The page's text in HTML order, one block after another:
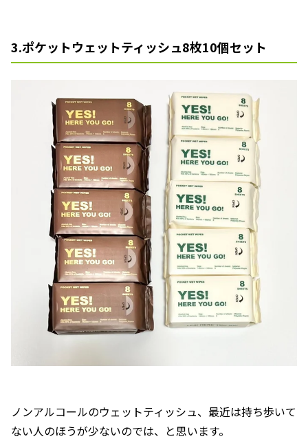
3.ポケットウェットティッシュ8枚10個セット
ノンアルコールのウェットティッシュ、最近は持ち歩いて
ない人のほうが少ないのでは、と思います。